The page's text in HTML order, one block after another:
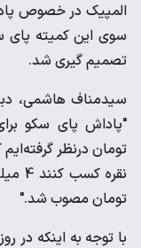
سوی این کمیته پای
تصمیم گیری شد.
سیدمناف هاشمی،
تومان درنظر
تومان مصوب شد."
با توجه به اینکه در